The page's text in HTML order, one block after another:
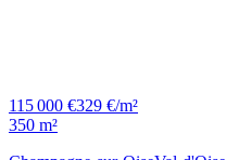
115 000 €329 €/m²
350 m²